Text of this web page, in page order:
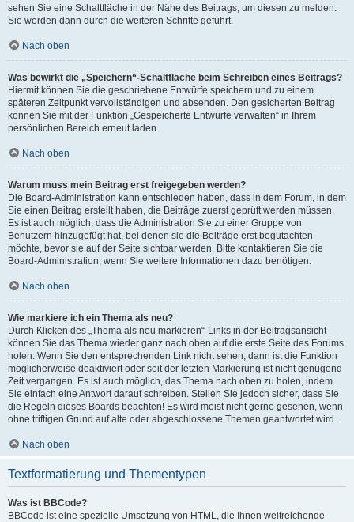
sehen Sie eine Schaltfläche in der Nähe des Beitrags, um diesen zu melden.
Sie werden dann durch die weiteren Schritte geführt.
Nach oben
Was bewirkt die „Speichern“-Schaltfläche beim Schreiben eines Beitrags?
Hiermit können Sie die geschriebene Entwürfe speichern und zu einem
späteren Zeitpunkt vervollständigen und absenden. Den gesicherten Beitrag
können Sie mit der Funktion „Gespeicherte Entwürfe verwalten“ in Ihrem
persönlichen Bereich erneut laden.
Nach oben
Warum muss mein Beitrag erst freigegeben werden?
Die Board-Administration kann entschieden haben, dass in dem Forum, in dem
Sie einen Beitrag erstellt haben, die Beiträge zuerst geprüft werden müssen.
Es ist auch möglich, dass die Administration Sie zu einer Gruppe von
Benutzern hinzugefügt hat, bei denen sie die Beiträge erst begutachten
möchte, bevor sie auf der Seite sichtbar werden. Bitte kontaktieren Sie die
Board-Administration, wenn Sie weitere Informationen dazu benötigen.
Nach oben
Wie markiere ich ein Thema als neu?
Durch Klicken des „Thema als neu markieren“-Links in der Beitragsansicht
können Sie das Thema wieder ganz nach oben auf die erste Seite des Forums
holen. Wenn Sie den entsprechenden Link nicht sehen, dann ist die Funktion
möglicherweise deaktiviert oder seit der letzten Markierung ist nicht genügend
Zeit vergangen. Es ist auch möglich, das Thema nach oben zu holen, indem
Sie einfach eine Antwort darauf schreiben. Stellen Sie jedoch sicher, dass Sie
die Regeln dieses Boards beachten! Es wird meist nicht gerne gesehen, wenn
ohne triftigen Grund auf alte oder abgeschlossene Themen geantwortet wird.
Nach oben
Textformatierung und Thementypen
Was ist BBCode?
BBCode ist eine spezielle Umsetzung von HTML, die Ihnen weitreichende